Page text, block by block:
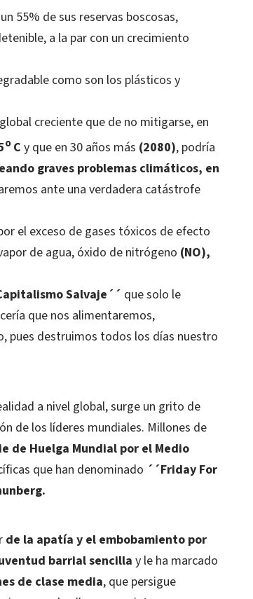
55% de sus reservas boscosas,
a la par con un crecimiento
como son los plásticos y
creciente que de no mitigarse, en
oC y que en 30 años más (2080), podría
graves problemas climáticos, en
ante una verdadera catástrofe
el exceso de gases tóxicos de efecto
de agua, óxido de nitrógeno (NO),
Salvaje´´ que solo le
que nos alimentaremos,
pues destruimos todos los días nuestro
a nivel global, surge un grito de
de los líderes mundiales. Millones de
de Huelga Mundial por el Medio
que han denominado ´´Friday For
de la apatía y el embobamiento por
barrial sencillay le ha marcado
de clase media, que persigue